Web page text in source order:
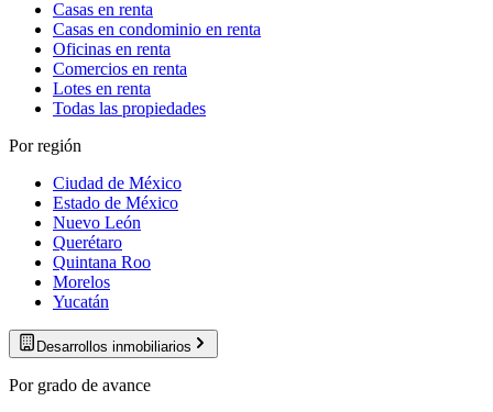
Casas en renta
Casas en condominio en renta
Oficinas en renta
Comercios en renta
Lotes en renta
Todas las propiedades
Por región
Ciudad de México
Estado de México
Nuevo León
Querétaro
Quintana Roo
Morelos
Yucatán
Desarrollos inmobiliarios
Por grado de avance